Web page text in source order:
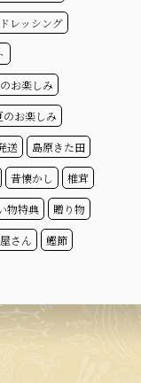
ドレッシング
お楽しみ
のお楽しみ
送 島原きた田
昔懐かし 椎茸
物特典 贈り物
さん 鰹節